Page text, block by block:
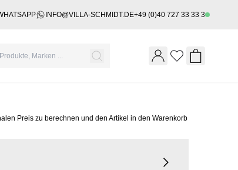
INFO@VILLA-SCHMIDT.DE+49 (0)40 727 33 33 3
Wishlist
Preis zu berechnen und den Artikel in den Warenkorb